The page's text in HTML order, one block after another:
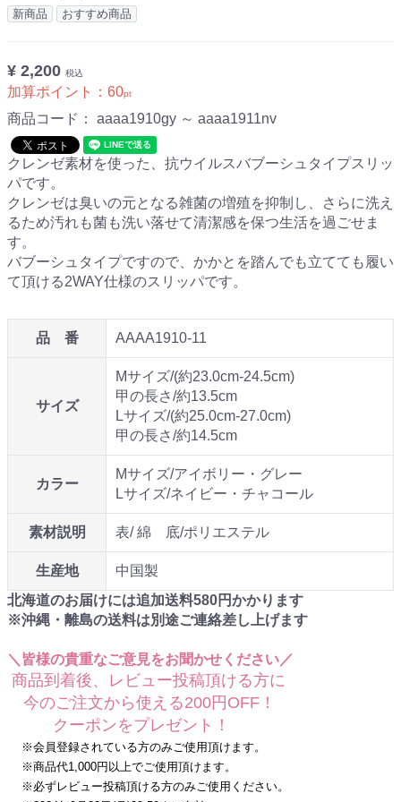
新商品 おすすめ商品
¥ 2,200 税込
加算ポイント： 60pt
商品コード： aaaa1910gy ～ aaaa1911nv
クレンゼ素材を使った、抗ウイルスバブーシュタイプスリッ
パです。
クレンゼは臭いの元となる雑菌の増殖を抑制し、さらに洗え
るため汚れも菌も洗い落せて清潔感を保つ生活を過ごせま
す。
バブーシュタイプですので、かかとを踏んでも立てても履い
て頂ける2WAY仕様のスリッパです。
品 番 AAAA1910-11
サイズ
Mサイズ/(約23.0cm-24.5cm)
甲の長さ/約13.5cm
Lサイズ/(約25.0cm-27.0cm)
甲の長さ/約14.5cm
カラー
Mサイズ/アイボリー・グレー
Lサイズ/ネイビー・チャコール
素材説明 表/ 綿 底/ポリエステル
生産地
中国製
北海道のお届けには追加送料580円かかります
※沖縄・離島の送料は別途ご連絡差し上げます
＼皆様の貴重なご意見をお聞かせください／
商品到着後、レビュー投稿頂ける方に
今のご注文から使える200円OFF！
クーポンをプレゼント！
※会員登録されている方のみご使用頂けます。
※商品代1,000円以上でご使用頂けます。
※必ずレビュー投稿頂ける方のみご使用ください。